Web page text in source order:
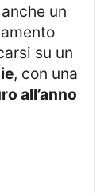
un
su un
, con una
all’anno